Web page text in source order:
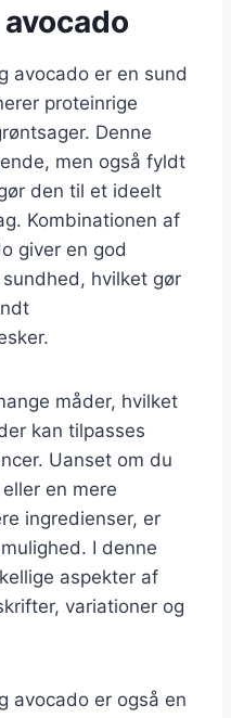
avocado er en sund
proteinrige
Denne
men også fyldt
den til et ideelt
Kombinationen af
giver en god
hvilket gør
måder, hvilket
kan tilpasses
Uanset om du
en mere
ingredienser, er
I denne
aspekter af
variationer og
avocado er også en